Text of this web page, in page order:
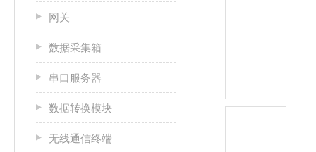
网关
数据采集箱
串口服务器
数据转换模块
无线通信终端